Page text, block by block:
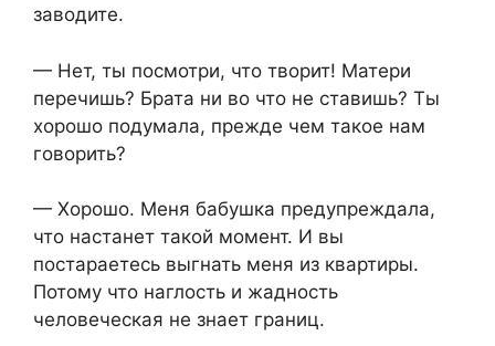
заводите.
— Нет, ты посмотри, что творит! Матери
перечишь? Брата ни во что не ставишь? Ты
хорошо подумала, прежде чем такое нам
говорить?
— Хорошо. Меня бабушка предупреждала,
что настанет такой момент. И вы
постараетесь выгнать меня из квартиры.
Потому что наглость и жадность
человеческая не знает границ.